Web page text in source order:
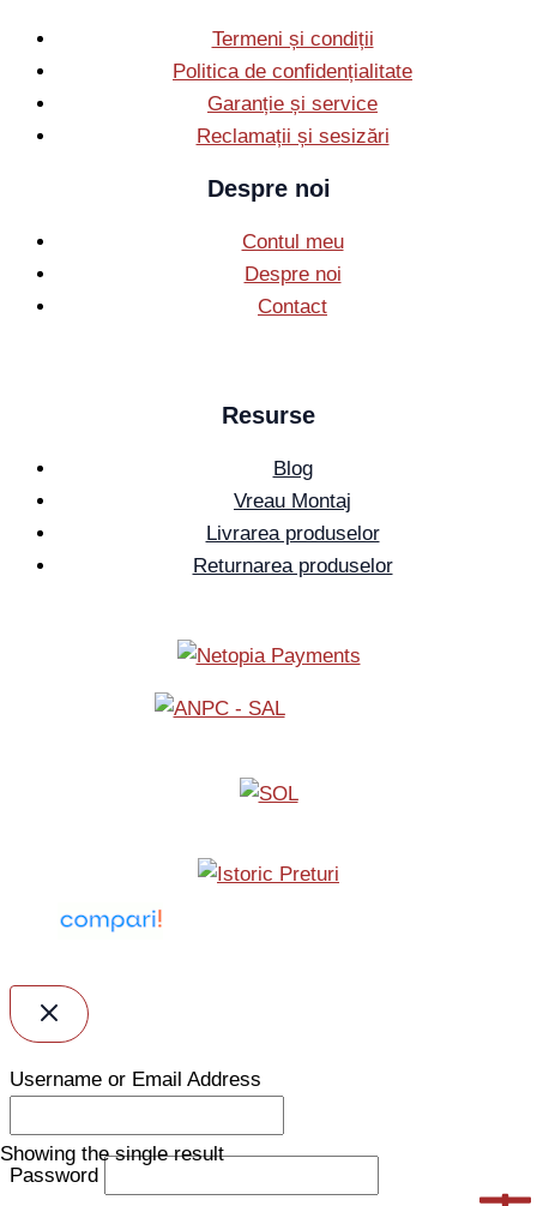
Showing the single result
Termeni și condiții
Politica de confidențialitate
Garanție și service
Reclamații și sesizări
Despre noi
Contul meu
Despre noi
Contact
Resurse
Blog
Vreau Montaj
Livrarea produselor
Returnarea produselor
Username or Email Address
Password